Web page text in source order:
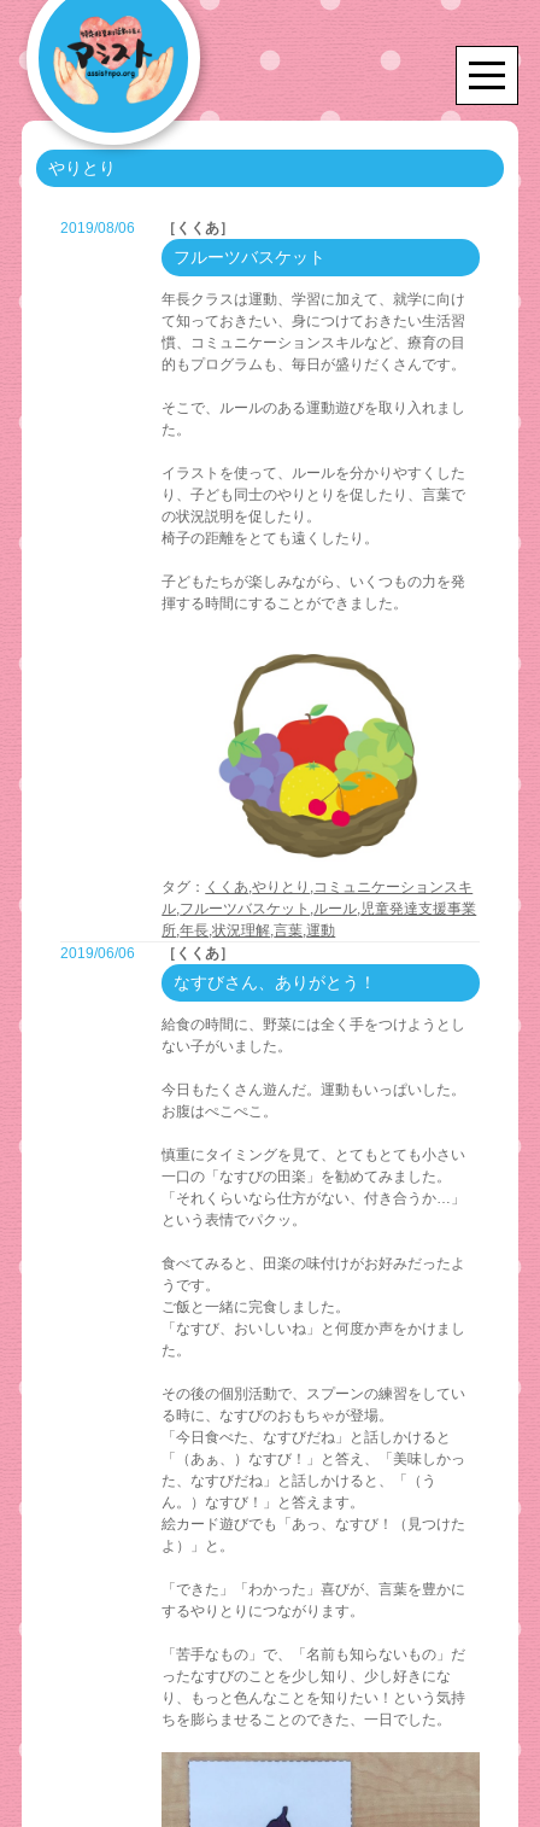
やりとり
2019/08/06 ［くくあ］
フルーツバスケット
年長クラスは運動、学習に加えて、就学に向け
て知っておきたい、身につけておきたい生活習
慣、コミュニケーションスキルなど、療育の目
的もプログラムも、毎日が盛りだくさんです。
そこで、ルールのある運動遊びを取り入れまし
た。
イラストを使って、ルールを分かりやすくした
り、子ども同士のやりとりを促したり、言葉で
の状況説明を促したり。
椅子の距離をとても遠くしたり。
子どもたちが楽しみながら、いくつもの力を発
揮する時間にすることができました。
タグ： くくあ,やりとり ,コミュニケーションスキ
ル,フルーツバスケット ,ルール,児童発達支援事業
所,年長,状況理解,言葉,運動
2019/06/06
［くくあ］
なすびさん、ありがとう！
給食の時間に、野菜には全く手をつけようとし
ない子がいました。
今日もたくさん遊んだ。運動もいっぱいした。
お腹はぺこぺこ。
慎重にタイミングを見て、とてもとても小さい
一口の「なすびの田楽」を勧めてみました。
「それくらいなら仕方がない、付き合うか…」
という表情でパクッ。
食べてみると、田楽の味付けがお好みだったよ
うです。
ご飯と一緒に完食しました。
「なすび、おいしいね」と何度か声をかけまし
た。
その後の個別活動で、スプーンの練習をしてい
る時に、なすびのおもちゃが登場。
「今日食べた、なすびだね」と話しかけると
「（あぁ、）なすび！」と答え、「美味しかっ
た、なすびだね」と話しかけると、「（う
ん。）なすび！」と答えます。
絵カード遊びでも「あっ、なすび！（見つけた
よ）」と。
「できた」「わかった」喜びが、言葉を豊かに
するやりとりにつながります。
「苦手なもの」で、「名前も知らないもの」だ
ったなすびのことを少し知り、少し好きにな
り、もっと色んなことを知りたい！という気持
ちを膨らませることのできた、一日でした。